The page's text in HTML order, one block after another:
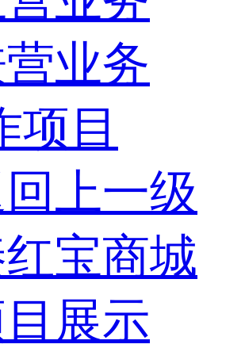
业务
项目
上一级
宝商城
展示